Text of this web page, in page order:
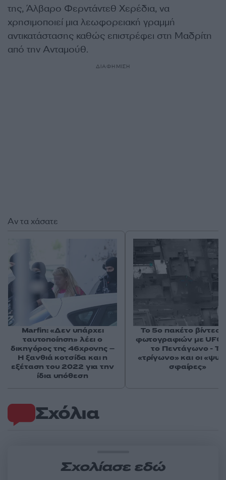
της, Άλβαρο Φερντάντεθ Χερέδια, να
χρησιμοποιεί μια λεωφορειακή γραμμή
αντικατάστασης καθώς επιστρέφει στη Μαδρίτη
από την Ανταμούθ.
ΔΙΑΦΗΜΙΣΗ
Σχόλια
Σχολίασε εδώ
Αν τα χάσατε
Marfin: «Δεν υπάρχει
ταυτοποίηση» λέει ο
δικηγόρος της 46χρονης –
Η ξανθιά κοτσίδα και η
εξέταση του 2022 για την
ίδια υπόθεση
Το 5ο πακέτο βίντεο
φωτογραφιών με UFO
το Πεντάγωνο - Το
«τρίγωνο» και οι
σφαίρες»